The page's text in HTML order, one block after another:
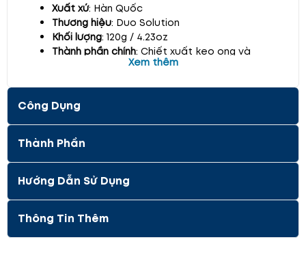
Xuất xứ: Hàn Quốc
Thương hiệu: Duo Solution
Khối lượng: 120g / 4.23oz
Thành phần chính: Chiết xuất keo ong và
hương chanh tươi mát
Thành phần phụ gia
Chiết xuất keo ong (SEEP-10)
Dung dịch D-Sorbitol
Chiết xuất trà xanh, chiết xuất lô hội
Chiết xuất hạt bưởi, xylitol
Hydrochloride, Tocopherol Acetate
L-Menthol, hương cam quýt, hương chanh
Xem thêm
Công Dụng
Thành Phần
Hướng Dẫn Sử Dụng
Thông Tin Thêm